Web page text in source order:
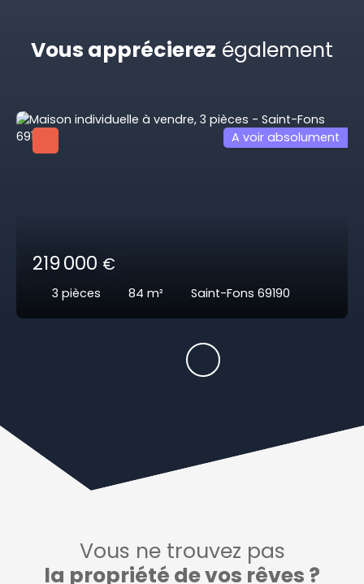
Vous apprécierez également
219 000 €
3 pièces 84 m² Saint-Fons 69190
A voir absolument
Vous ne trouvez pas
la propriété de vos rêves ?